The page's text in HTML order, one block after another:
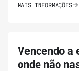
MAIS INFORMAÇÕES
Vencendo a
onde não